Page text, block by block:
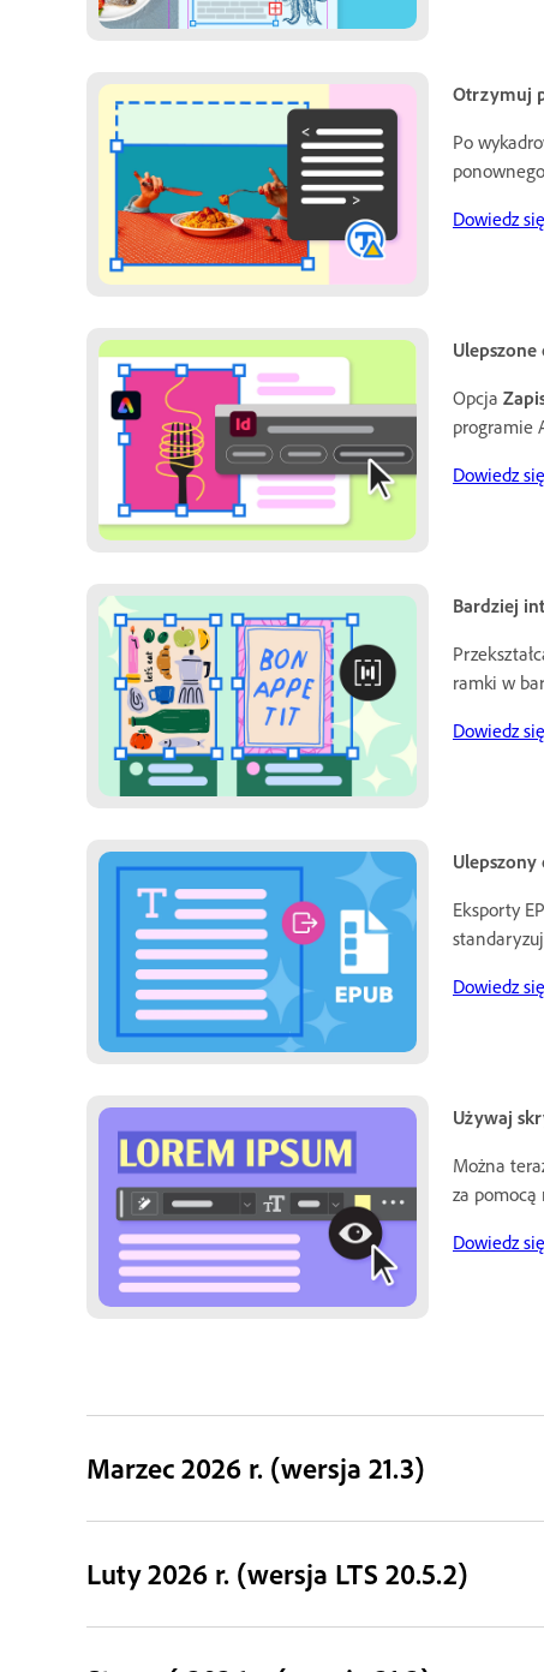
Otrzymuj
Po
Dowiedz
Opcja
programie
Dowiedz
Bardziej
ramki w
Dowiedz
Eksporty
Dowiedz
Używaj
Można
za pomocą
Dowiedz
Marzec 2026 r. (wersja 21.3)
Luty 2026 r. (wersja LTS 20.5.2)